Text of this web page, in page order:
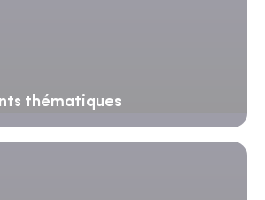
thématiques